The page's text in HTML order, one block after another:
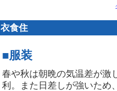
衣食住
■服装
春や秋は朝晩の気温差が激
利。また日差しが強いため